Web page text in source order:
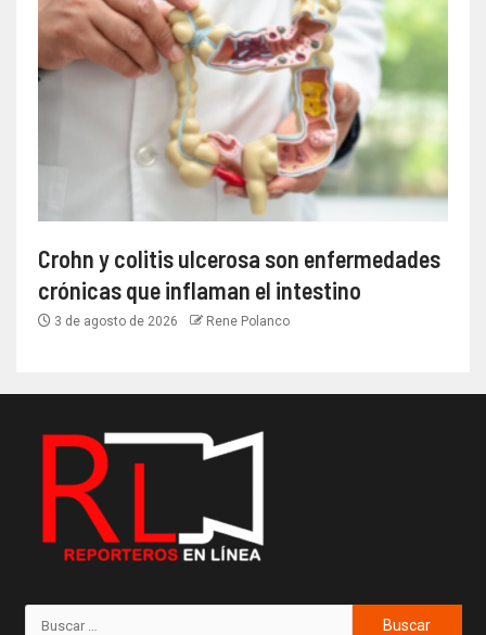
Crohn y colitis ulcerosa son enfermedades
crónicas que inflaman el intestino
3 de agosto de 2026 Rene Polanco